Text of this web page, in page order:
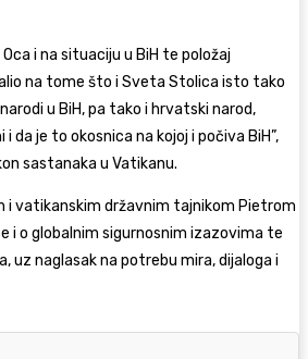
i na situaciju u BiH te položaj
na tome što i Sveta Stolica isto tako
u BiH, pa tako i hrvatski narod,
da je to okosnica na kojoj i počiva BiH”,
sastanaka u Vatikanu.
i vatikanskim državnim tajnikom Pietrom
i o globalnim sigurnosnim izazovima te
uz naglasak na potrebu mira, dijaloga i